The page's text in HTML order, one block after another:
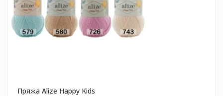
Пряжа Alize Happy Kids